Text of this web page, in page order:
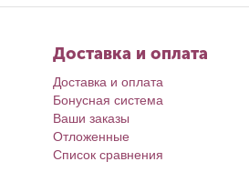
Доставка и оплата
Доставка и оплата
Бонусная система
Ваши заказы
Отложенные
Список сравнения